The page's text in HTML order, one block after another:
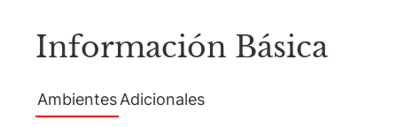
Información Básica
Ambientes Adicionales